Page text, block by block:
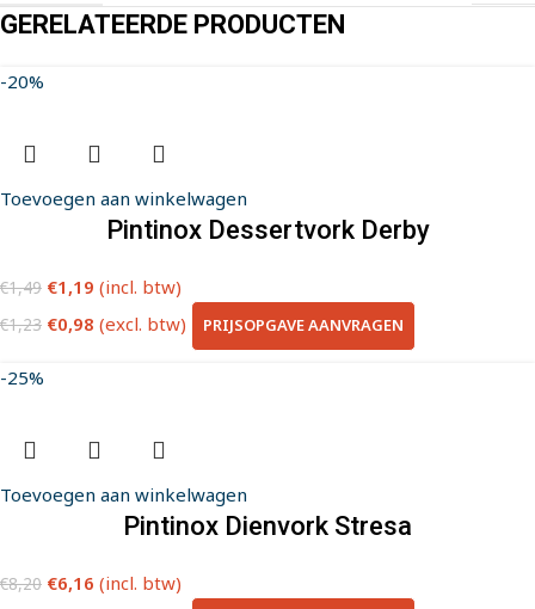
GERELATEERDE PRODUCTEN
-20%
Toevoegen aan winkelwagen
Pintinox Dessertvork Derby
€1,49 €1,19 (incl. btw)
€1,23 €0,98 (excl. btw) PRIJSOPGAVE AANVRAGEN
-25%
Toevoegen aan winkelwagen
Pintinox Dienvork Stresa
€8,20 €6,16 (incl. btw)